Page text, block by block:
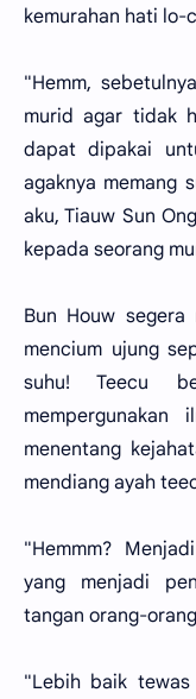
kemurahan hati lo-
"Hemm,
murid agar tidak
dapat dipakai
agaknya memang
aku, Tiauw Sun
kepada seorang
Bun Houw
mencium ujung
suhu! Teecu
menentang
mendiang ayah
"Hemmm?
yang menjadi
tangan orang-
"Lebih baik